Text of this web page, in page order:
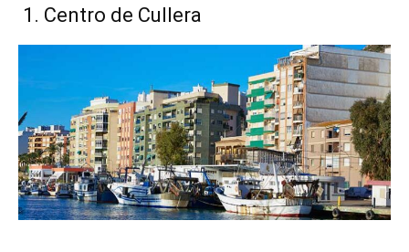
1. Centro de Cullera